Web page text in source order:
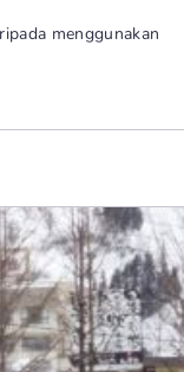
menggunakan